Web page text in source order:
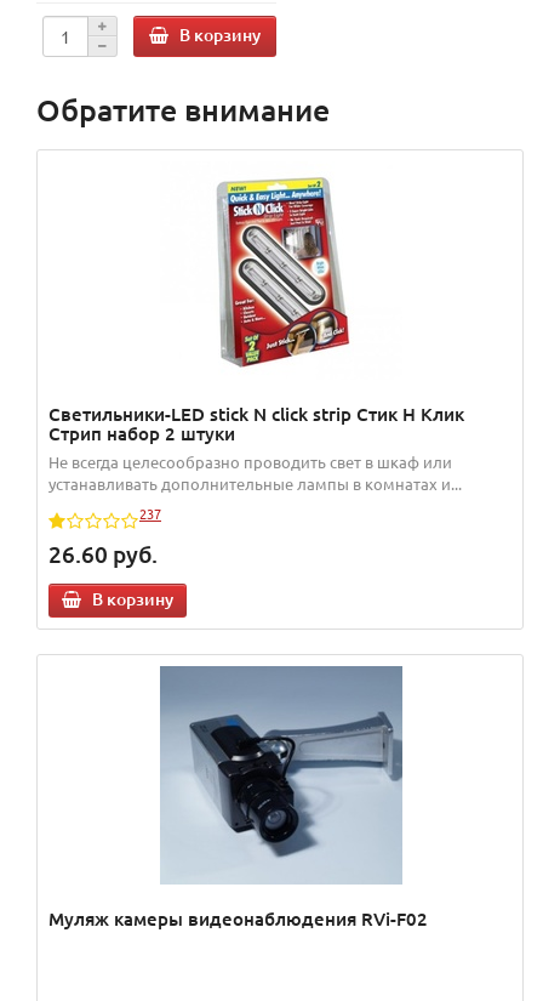
В корзину
Обратите внимание
Светильники-LED stick N click strip Стик Н Клик
Стрип набор 2 штуки
Не всегда целесообразно проводить свет в шкаф или
устанавливать дополнительные лампы в комнатах и...
237
26.60 руб.
В корзину
Муляж камеры видеонаблюдения RVi-F02